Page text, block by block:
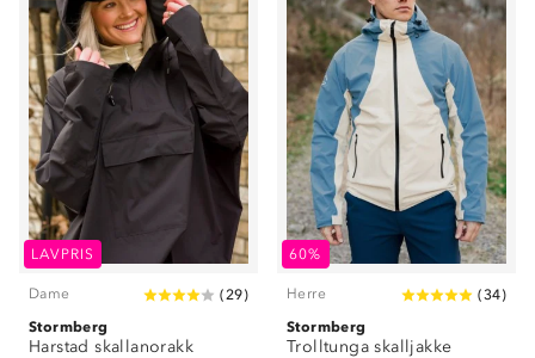
LAVPRIS
Dame (29)
Stormberg
Harstad skallanorakk
60%
Herre (34)
Stormberg
Trolltunga skalljakke